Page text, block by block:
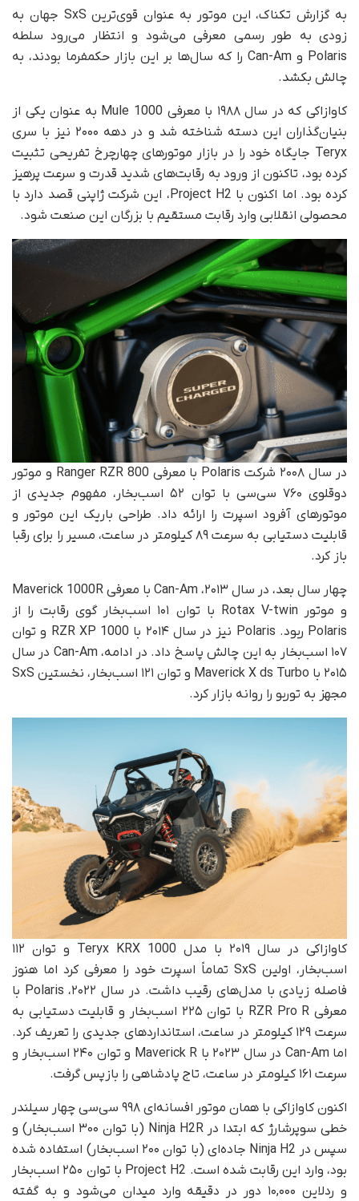
به گزارش تکناک، این موتور به عنوان قوی‌ترین SxS جهان به
زودی به طور رسمی معرفی می‌شود و انتظار می‌رود سلطه
Polaris و Can-Am را که سال‌ها بر این بازار حکمفرما بودند، به
چالش بکشد.
کاوازاکی که در سال ۱۹۸۸ با معرفی Mule 1000 به عنوان یکی از
بنیان‌گذاران این دسته شناخته شد و در دهه ۲۰۰۰ نیز با سری
Teryx جایگاه خود را در بازار موتورهای چهارچرخ تفریحی تثبیت
کرده بود، تاکنون از ورود به رقابت‌های شدید قدرت و سرعت پرهیز
کرده بود. اما اکنون با Project H2، این شرکت ژاپنی قصد دارد با
محصولی انقلابی وارد رقابت مستقیم با بزرگان این صنعت شود.
در سال ۲۰۰۸ شرکت Polaris با معرفی Ranger RZR 800 و موتور
دوقلوی ۷۶۰ سی‌سی با توان ۵۲ اسب‌بخار، مفهوم جدیدی از
موتورهای آفرود اسپرت را ارائه داد. طراحی باریک این موتور و
قابلیت دستیابی به سرعت ۸۹ کیلومتر در ساعت، مسیر را برای رقبا
باز کرد.
چهار سال بعد، در سال ۲۰۱۳، Can-Am با معرفی Maverick 1000R
و موتور Rotax V-twin با توان ۱۰۱ اسب‌بخار گوی رقابت را از
Polaris ربود. Polaris نیز در سال ۲۰۱۴ با RZR XP 1000 و توان
۱۰۷ اسب‌بخار به این چالش پاسخ داد. در ادامه، Can-Am در سال
۲۰۱۵ با Maverick X ds Turbo و توان ۱۲۱ اسب‌بخار، نخستین SxS
مجهز به توربو را روانه بازار کرد.
کاوازاکی در سال ۲۰۱۹ با مدل Teryx KRX 1000 و توان ۱۱۲
اسب‌بخار، اولین SxS تماماً اسپرت خود را معرفی کرد اما هنوز
فاصله زیادی با مدل‌های رقیب داشت. در سال ۲۰۲۲، Polaris با
معرفی RZR Pro R با توان ۲۲۵ اسب‌بخار و قابلیت دستیابی به
سرعت ۱۲۹ کیلومتر در ساعت، استانداردهای جدیدی را تعریف کرد.
اما Can-Am در سال ۲۰۲۳ با Maverick R و توان ۲۴۰ اسب‌بخار و
سرعت ۱۶۱ کیلومتر در ساعت، تاج پادشاهی را بازپس گرفت.
اکنون کاوازاکی با همان موتور افسانه‌ای ۹۹۸ سی‌سی چهار سیلندر
خطی سوپرشارژ که ابتدا در Ninja H2R (با توان ۳۰۰ اسب‌بخار) و
سپس در Ninja H2 جاده‌ای (با توان ۲۰۰ اسب‌بخار) استفاده شده
بود، وارد این رقابت شده است. Project H2 با توان ۲۵۰ اسب‌بخار
و ردلاین ۱۰,۰۰۰ دور در دقیقه وارد میدان می‌شود و به گفته